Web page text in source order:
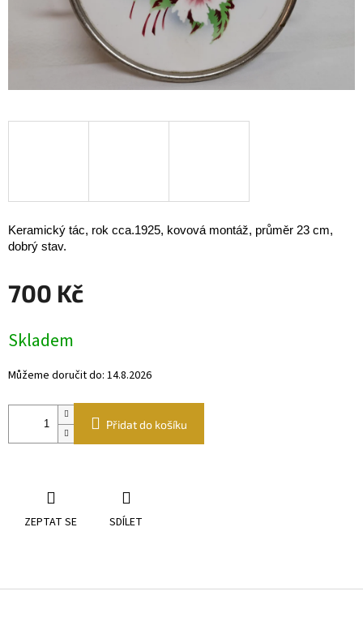
700 Kč
cena:
Skladem
Můžeme doručit do: 14.8.2026
Přidat do košíku
Keramický tác, rok cca.1925, kovová montáž, průměr 23 cm,
dobrý stav.
ZEPTAT SE SDÍLET